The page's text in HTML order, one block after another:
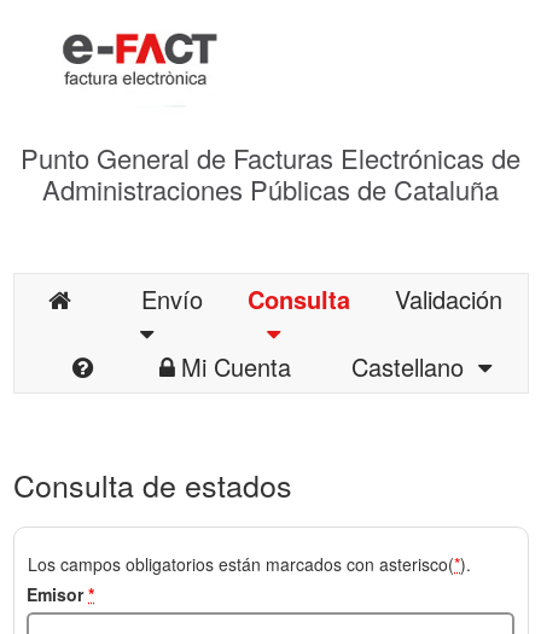
Punto General de Facturas Electrónicas de
Administraciones Públicas de Cataluña
Envío Consulta
Validación
Mi Cuenta
Castellano
Consulta de estados
Los campos obligatorios están marcados con asterisco(*).
Emisor*